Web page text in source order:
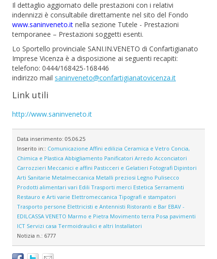
Il dettaglio aggiornato delle prestazioni con i relativi
indennizzi è consultabile direttamente nel sito del Fondo
www.saninveneto.it nella sezione Tutele - Prestazioni
temporanee – Prestazioni soggetti esenti.
Lo Sportello provinciale SANI.IN.VENETO di Confartigianato
Imprese Vicenza è a disposizione ai seguenti recapiti:
telefono: 0444/168425-168446
indirizzo mail saninveneto@confartigianatovicenza.it
Link utili
http://www.saninveneto.it
Data inserimento: 05.06.25
Inserito in:: Comunicazione Affini edilizia Ceramica e Vetro Concia,
Chimica e Plastica Abbigliamento Panificatori Arredo Acconciatori
Carrozzieri Meccanici e affini Pasticceri e Gelatieri Fotografi Dipintori
Arti Sanitarie Metalmeccanica Metalli preziosi Legno Pulisecco
Prodotti alimentari vari Edili Trasporti merci Estetica Serramenti
Restauro e Arti varie Elettromeccanica Tipografi e stampatori
Trasporto persone Elettricisti e Antennisti Ristoranti e Bar EBAV -
EDILCASSA VENETO Marmo e Pietra Movimento terra Posa pavimenti
ICT Servizi casa Termoidraulici e altri Installatori
Notizia n.: 6777